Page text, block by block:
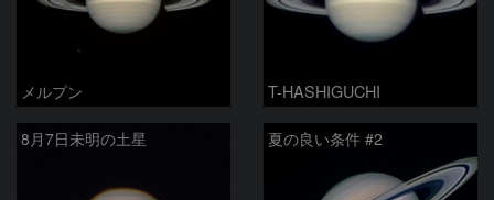
メルプン T-HASHIGUCHI
8月7日未明の土星 夏の良い条件 #2